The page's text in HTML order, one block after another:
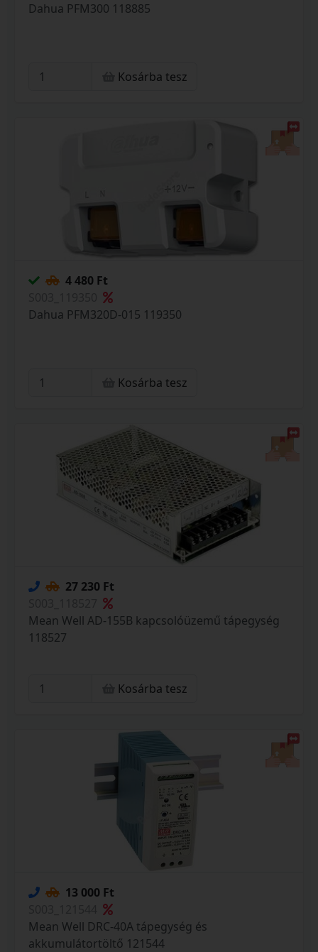
Dahua PFM300 118885
Kosárba tesz
4 480 Ft
Dahua PFM320D-015 119350
Kosárba tesz
27 230 Ft
Mean Well AD-155B kapcsolóüzemű tápegység
118527
Kosárba tesz
13 000 Ft
Mean Well DRC-40A tápegység és
akkumulátortöltő 121544